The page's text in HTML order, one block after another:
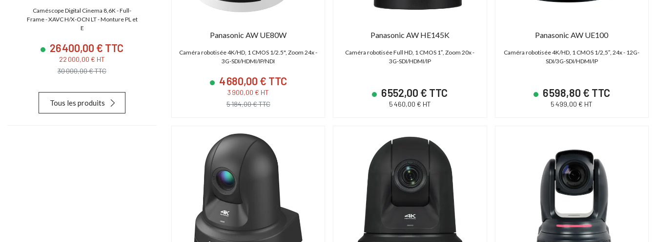
Caméscope Digital Cinema 8,6K - Full-
Frame - XAVC H/X-OCN LT - Monture PL et
E
26 400,00 € TTC
22 000,00 € HT
30 000,00 € TTC
Caméscope 4K/2K/HD - XF AVC/ProRes -
23 880,00 € TTC
19 900,00 € HT
Kit 1 émetteur / 1 récepteur vidéo sans fil
15 600,00 € TTC
Power Station 15000 - Générateur portable
14 790,00 € TTC 14 606,40 €
Tous les produits
Panasonic AW UE80W
Caméra robotisée 4K/HD, 1 CMOS 1/2.5", Zoom 24x -
3G-SDI/HDMI/IP/NDI
4 680,00 € TTC
3 900,00 € HT
5 184,00 € TTC
Panasonic AW HE145K
Caméra robotisée Full HD, 1 CMOS 1″, Zoom 20x -
3G-SDI/HDMI/IP
6 552,00 € TTC
5 460,00 € HT
Panasonic AW UE100
Caméra robotisée 4K/HD, 1 CMOS 1/2,5″, 24x - 12G-
SDI/3G-SDI/HDMI/IP
6 598,80 € TTC
5 499,00 € HT